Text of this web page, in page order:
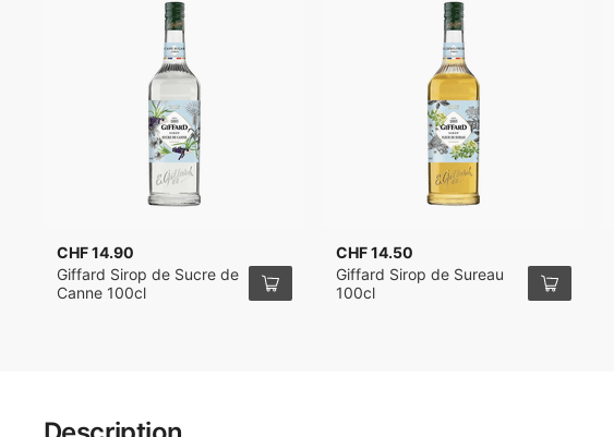
CHF 14.90
Giffard Sirop de Sucre de
Canne 100cl
CHF 14.50
Giffard Sirop de Sureau
100cl